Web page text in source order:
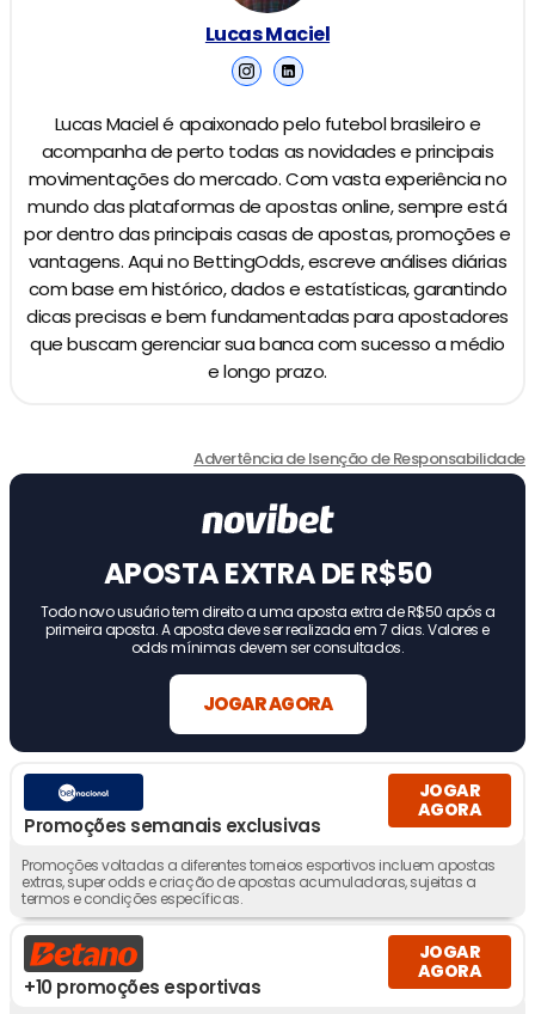
Lucas Maciel
Lucas Maciel é apaixonado pelo futebol brasileiro e
acompanha de perto todas as novidades e principais
movimentações do mercado. Com vasta experiência no
mundo das plataformas de apostas online, sempre está
por dentro das principais casas de apostas, promoções e
vantagens. Aqui no BettingOdds, escreve análises diárias
com base em histórico, dados e estatísticas, garantindo
dicas precisas e bem fundamentadas para apostadores
que buscam gerenciar sua banca com sucesso a médio
e longo prazo.
Advertência de Isenção de Responsabilidade
APOSTA EXTRA DE R$50
Todo novo usuário tem direito a uma aposta extra de R$50 após a
primeira aposta. A aposta deve ser realizada em 7 dias. Valores e
odds mínimas devem ser consultados.
JOGAR AGORA
Promoções semanais exclusivas
JOGAR
AGORA
Promoções voltadas a diferentes torneios esportivos incluem apostas
extras, super odds e criação de apostas acumuladoras, sujeitas a
termos e condições específicas.
+10 promoções esportivas
JOGAR
AGORA